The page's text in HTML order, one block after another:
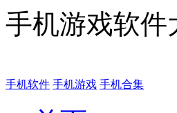
手机游戏软件
手机软件 手机游戏 手机合集